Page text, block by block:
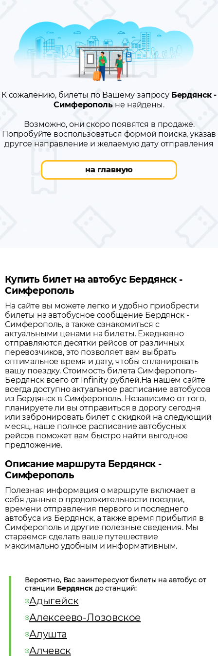
К сожалению, билеты по Вашему запросу Бердянск -
Симферополь не найдены.
Возможно, они скоро появятся в продаже.
Попробуйте воспользоваться формой поиска, указав
другое направление и желаемую дату отправления
на главную
Купить билет на автобус Бердянск -
Симферополь
На сайте вы можете легко и удобно приобрести
билеты на автобусное сообщение Бердянск-
Симферополь, а также ознакомиться с
актуальными ценами на билеты. Ежедневно
отправляются десятки рейсов от различных
перевозчиков, это позволяет вам выбрать
оптимальное время и дату, чтобы спланировать
вашу поездку. Стоимость билета Симферополь-
Бердянск всего от Infinity рублей.На нашем сайте
всегда доступно актуальное расписание автобусов
из Бердянск в Симферополь. Независимо от того,
планируете ли вы отправиться в дорогу сегодня
или забронировать билет с скидкой на следующий
месяц, наше полное расписание автобусных
рейсов поможет вам быстро найти выгодное
предложение.
Описание маршрута Бердянск -
Симферополь
Полезная информация о маршруте включает в
себя данные о продолжительности поездки,
времени отправления первого и последнего
автобуса из Бердянск, а также время прибытия в
Симферополь и другие полезные сведения. Мы
стараемся сделать ваше путешествие
максимально удобным и информативным.
Вероятно, Вас заинтересуют билеты на автобус от
станции Бердянскдо станций:
Адыгейск
Алексеево-Лозовское
Алушта
Алчевск